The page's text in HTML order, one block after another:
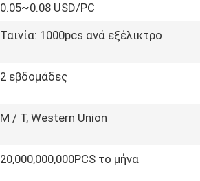
0.05~0.08 USD/PC
Ταινία: 1000pcs ανά εξέλικτρο
2 εβδομάδες
Μ / Τ, Western Union
20,000,000,000PCS το μήνα